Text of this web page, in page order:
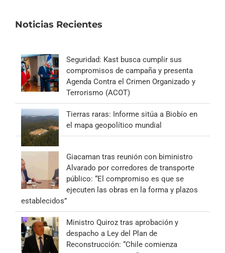
Noticias Recientes
Seguridad: Kast busca cumplir sus
compromisos de campaña y presenta
Agenda Contra el Crimen Organizado y
Terrorismo (ACOT)
Tierras raras: Informe sitúa a Biobío en
el mapa geopolítico mundial
Giacaman tras reunión con biministro
Alvarado por corredores de transporte
público: “El compromiso es que se
ejecuten las obras en la forma y plazos
establecidos”
Ministro Quiroz tras aprobación y
despacho a Ley del Plan de
Reconstrucción: “Chile comienza